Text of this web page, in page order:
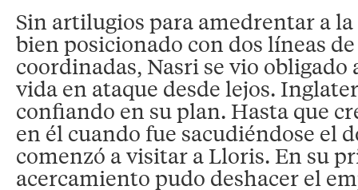
Sin artilugios para amedrentar a
bien posicionado con dos líneas
coordinadas, Nasri se vio obligado
vida en ataque desde lejos.
confiando en su plan. Hasta que
en él cuando fue sacudiéndose el
comenzó a visitar a Lloris. En su
acercamiento pudo deshacer el